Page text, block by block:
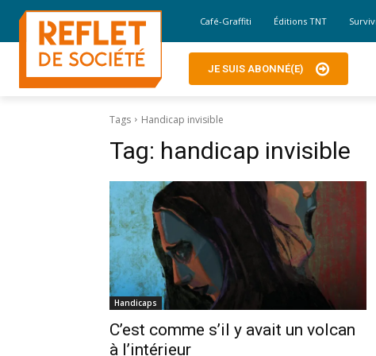
Café-Graffiti Éditions TNT
JE SUIS ABONNÉ(E)
Tags Handicap invisible
Tag: handicap invisible
Handicaps
C’est comme s’il y avait un volcan
à l’intérieur